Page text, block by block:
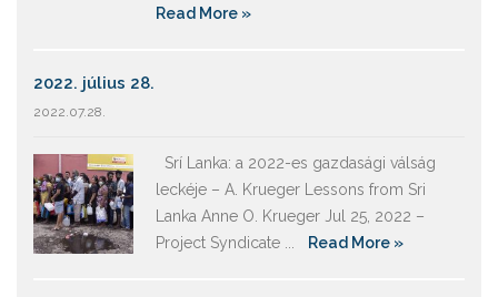
Read More »
2022. július 28.
2022.07.28.
Srí Lanka: a 2022-es gazdasági válság
leckéje – A. Krueger Lessons from Sri
Lanka Anne O. Krueger Jul 25, 2022 –
Project Syndicate ...
Read More »